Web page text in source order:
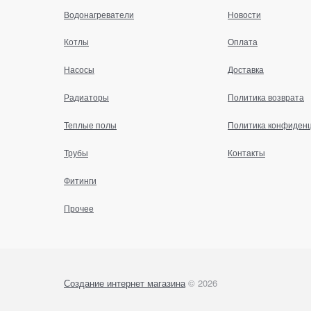
Водонагреватели
Котлы
Насосы
Радиаторы
Теплые полы
Трубы
Фитинги
Прочее
Новости
Оплата
Доставка
Политика возврата
Политика
Контакты
Создание интернет магазина © 2026